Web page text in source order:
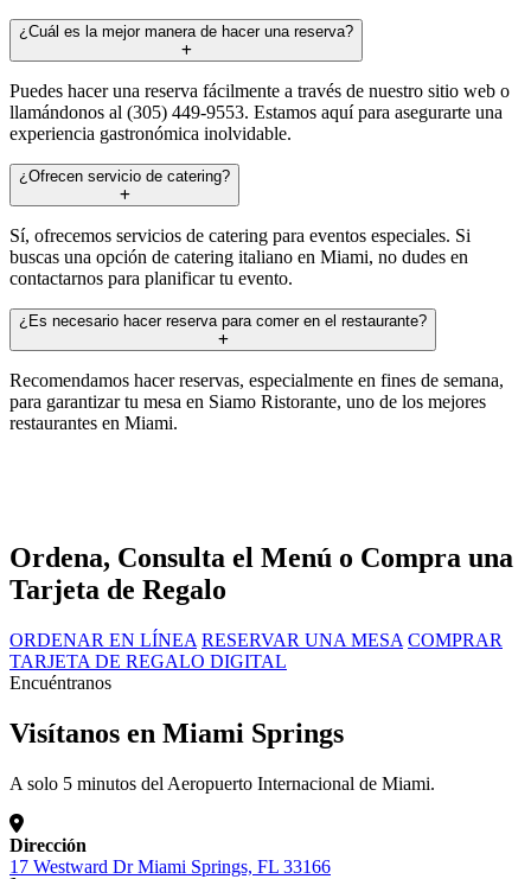
¿Cuál es la mejor manera de hacer una reserva?
Puedes hacer una reserva fácilmente a través de nuestro sitio web o
llamándonos al (305) 449-9553. Estamos aquí para asegurarte una
experiencia gastronómica inolvidable.
¿Ofrecen servicio de catering?
Sí, ofrecemos servicios de catering para eventos especiales. Si
buscas una opción de catering italiano en Miami, no dudes en
contactarnos para planificar tu evento.
¿Es necesario hacer reserva para comer en el restaurante?
Recomendamos hacer reservas, especialmente en fines de semana,
para garantizar tu mesa en Siamo Ristorante, uno de los mejores
restaurantes en Miami.
Ordena, Consulta el Menú o Compra una
Tarjeta de Regalo
ORDENAR EN LÍNEA RESERVAR UNA MESA COMPRAR
TARJETA DE REGALO DIGITAL
Encuéntranos
Visítanos en Miami Springs
A solo 5 minutos del Aeropuerto Internacional de Miami.
Dirección
17 Westward Dr Miami Springs, FL 33166